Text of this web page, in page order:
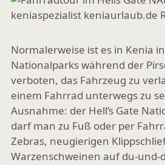
Normalerweise ist es in Kenia
Nationalparks während der
verboten, das Fahrzeug zu
einem Fahrrad unterwegs zu
Ausnahme: der Hell’s Gate
darf man zu Fuß oder per
Zebras, neugierigen
Warzenschweinen auf du-und-